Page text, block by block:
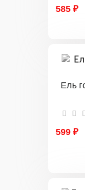
585 ₽
Ель
599 ₽